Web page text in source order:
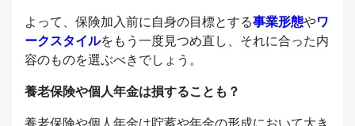
よって、保険加入前に自身の目標とする事業形態やワ
ークスタイルをもう一度見つめ直し、それに合った内
容のものを選ぶべきでしょう。
養老保険や個人年金は損することも？